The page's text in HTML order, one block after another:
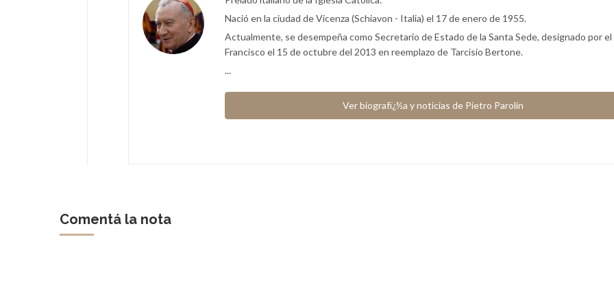
Nació en la ciudad de Vicenza (Schiavon - Italia) el 17 de enero de 1955.
Actualmente, se desempeña como Secretario de Estado de la Santa Sede, designado por el
Francisco el 15 de octubre del 2013 en reemplazo de Tarcisio Bertone.
...
Ver biografï¿½a y noticias de Pietro Parolin
Comentá la nota